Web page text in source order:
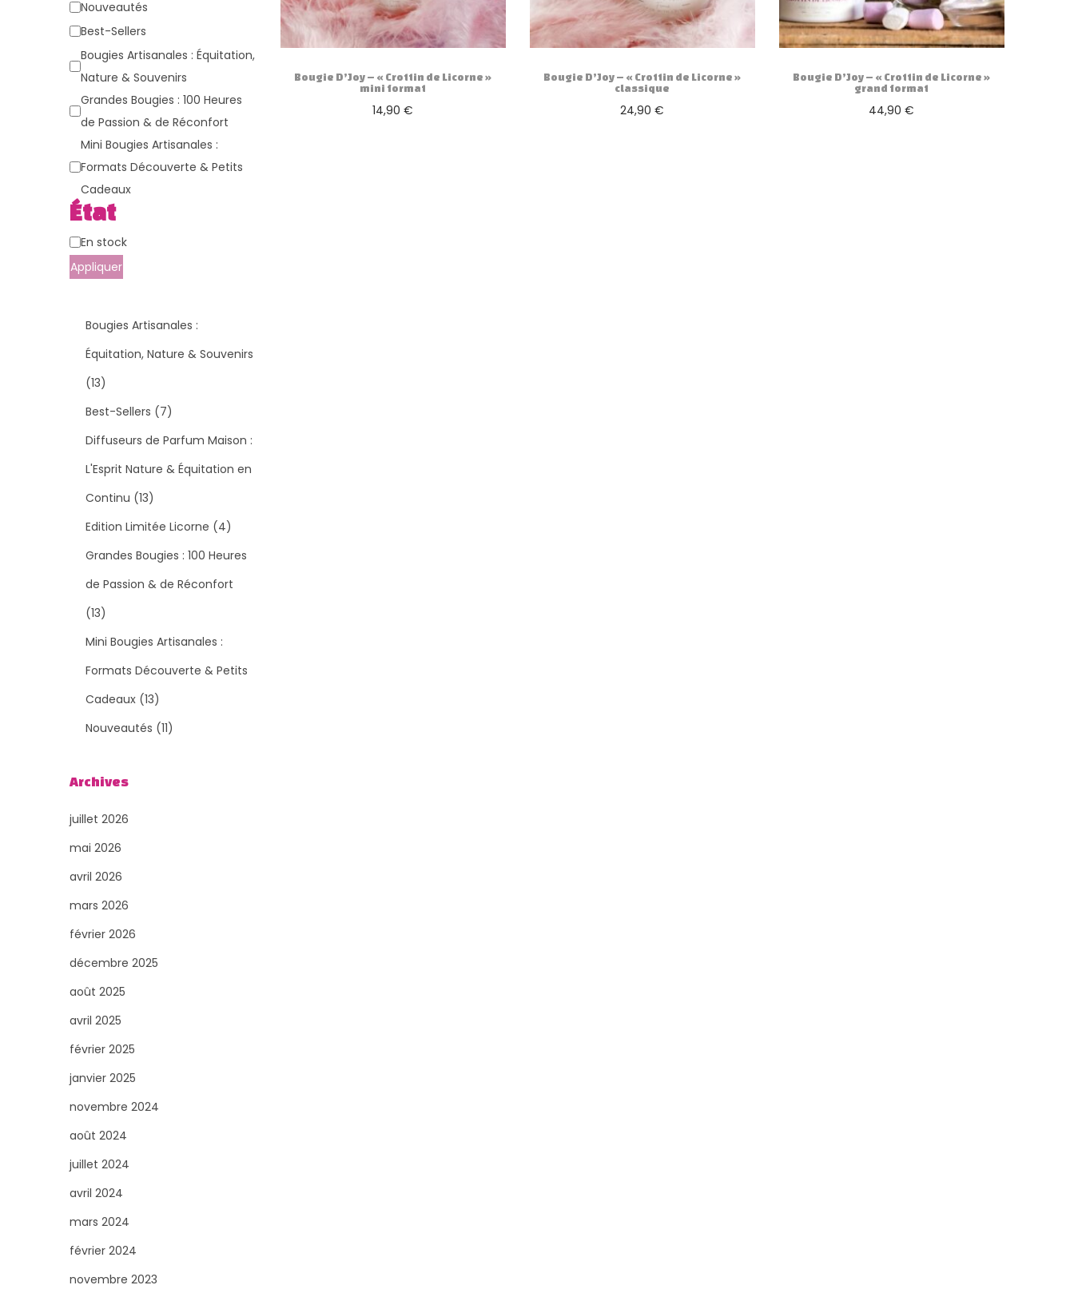
g
a
i
n
n
u
Bougie D’Joy – « Crottin de Licorne »
mini format
14,90€
Bougie D’Joy – « Crottin de Licorne »
classique
24,90€
Bougie D’Joy – « Crottin de Licorne »
grand format
44,90€
a
t
g
r
e
Nouveautés
Best-Sellers
Bougies Artisanales : Équitation,
Nature & Souvenirs
Grandes Bougies : 100 Heures
de Passion & de Réconfort
Mini Bougies Artisanales :
Formats Découverte & Petits
Cadeaux
État
É
t
En stock
Appliquer
Bougies Artisanales :
Équitation, Nature & Souvenirs
131
3
p
r
o
d
u
t
s
Best-Sellers 77
p
r
d
u
i
s
Diffuseurs de Parfum Maison :
L'Esprit Nature & Équitation en
Continu 131
3
p
r
d
u
i
t
Edition Limitée Licorne 44
p
r
u
Grandes Bougies : 100 Heures
de Passion & de Réconfort
131
3
p
r
o
u
t
s
Mini Bougies Artisanales :
Formats Découverte & Petits
Cadeaux 131
3
s
Nouveautés 111
Archives
juillet 2026
mai 2026
avril 2026
mars 2026
février 2026
décembre 2025
août 2025
avril 2025
février 2025
janvier 2025
novembre 2024
août 2024
juillet 2024
avril 2024
mars 2024
février 2024
novembre 2023